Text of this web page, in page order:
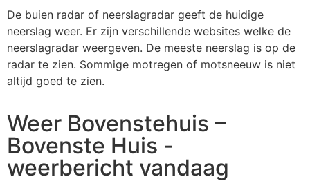
De buien radar of neerslagradar geeft de huidige
neerslag weer. Er zijn verschillende websites welke de
neerslagradar weergeven. De meeste neerslag is op de
radar te zien. Sommige motregen of motsneeuw is niet
altijd goed te zien.
Weer Bovenstehuis –
Bovenste Huis -
weerbericht vandaag